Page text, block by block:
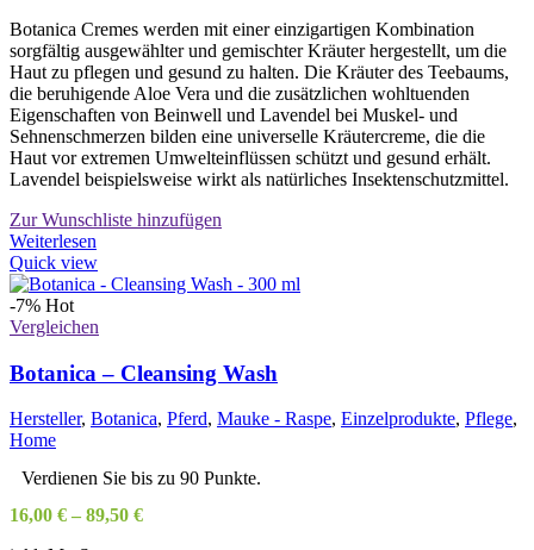
Botanica Cremes werden mit einer einzigartigen Kombination
sorgfältig ausgewählter und gemischter Kräuter hergestellt, um die
Haut zu pflegen und gesund zu halten. Die Kräuter des Teebaums,
die beruhigende Aloe Vera und die zusätzlichen wohltuenden
Eigenschaften von Beinwell und Lavendel bei Muskel- und
Sehnenschmerzen bilden eine universelle Kräutercreme, die die
Haut vor extremen Umwelteinflüssen schützt und gesund erhält.
Lavendel beispielsweise wirkt als natürliches Insektenschutzmittel.
Zur Wunschliste hinzufügen
Weiterlesen
Quick view
-7% Hot
Vergleichen
Botanica – Cleansing Wash
Hersteller, Botanica, Pferd, Mauke - Raspe, Einzelprodukte, Pflege,
Home
Verdienen Sie bis zu 90 Punkte.
16,00 € – 89,50 €